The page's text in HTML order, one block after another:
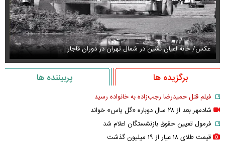
عکس/ خانه اعیان نشین در شمال تهران در دوران قاجار
برگزیده ها پربیننده ها
فیلم قتل حمیدرضا رجب‌زاده به خانواده رسید
شادمهر بعد از ۲۸ سال دوباره «گل یاس» خواند
فرمول تعیین حقوق بازنشستگان اعلام شد
قیمت طلای ۱۸ عیار از ۱۹ میلیون گذشت